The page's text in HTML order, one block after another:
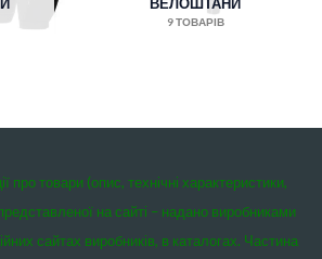
9 ТОВАРІВ
про товари (опис, технічні характеристики,
на сайті – надано виробниками
сайтах виробників, в каталогах. Частина